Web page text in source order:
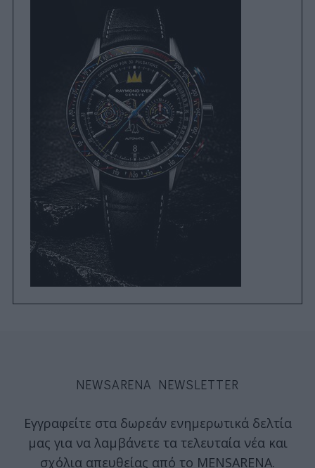
NEWSARENA NEWSLETTER
Εγγραφείτε στα δωρεάν ενημερωτικά δελτία
μας για να λαμβάνετε τα τελευταία νέα και
σχόλια απευθείας από το MENSARENA.